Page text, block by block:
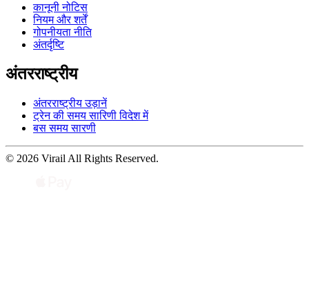
कानूनी नोटिस
नियम और शर्तें
गोपनीयता नीति
अंतर्दृष्टि
अंतरराष्ट्रीय
अंतरराष्ट्रीय उड़ानें
ट्रेन की समय सारिणी विदेश में
बस समय सारणी
© 2026 Virail All Rights Reserved.